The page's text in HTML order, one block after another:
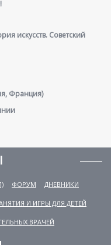
искусств. Советский
Франция)
ФОРУМ ДНЕВНИКИ
И ИГРЫ ДЛЯ ДЕТЕЙ
ВРАЧЕЙ